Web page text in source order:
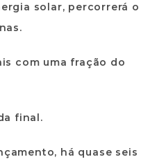
solar, percorrerá o
com uma fração do
final.
há quase seis